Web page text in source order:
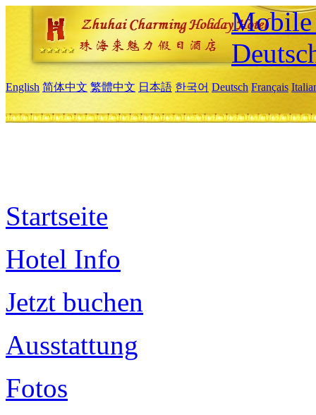
Mobile
English 简体中文 繁體中文 日本語 한국어 Deutsch Français
Startseite
Hotel Info
Jetzt buchen
Ausstattung
Fotos